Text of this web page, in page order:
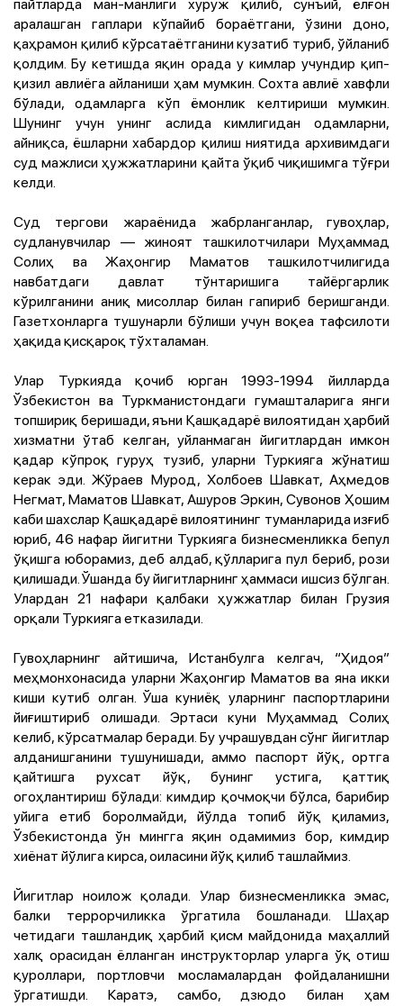
аралашган гаплари кўпайиб бораётгани, ўзини доно,
қаҳрамон қилиб кўрсатаётганини кузатиб туриб, ўйланиб
қолдим. Бу кетишда яқин орада у кимлар учундир қип-
қизил авлиёга айланиши ҳам мумкин. Сохта авлиё хавфли
бўлади, одамларга кўп ёмонлик келтириши мумкин.
Шунинг учун унинг аслида кимлигидан одамларни,
айниқса, ёшларни хабардор қилиш ниятида архивимдаги
суд мажлиси ҳужжатларини қайта ўқиб чиқишимга тўғри
келди.
Суд тергови жараёнида жабрланганлар, гувоҳлар,
судланувчилар — жиноят ташкилотчилари Муҳаммад
Солиҳ ва Жаҳонгир Маматов ташкилотчилигида
навбатдаги давлат тўнтаришига тайёргарлик
кўрилганини аниқ мисоллар билан гапириб беришганди.
Газетхонларга тушунарли бўлиши учун воқеа тафсилоти
ҳақида қисқароқ тўхталаман.
Улар Туркияда қочиб юрган 1993-1994 йилларда
Ўзбекистон ва Туркманистондаги гумашталарига янги
топшириқ беришади, яъни Қашқадарё вилоятидан ҳарбий
хизматни ўтаб келган, уйланмаган йигитлардан имкон
қадар кўпроқ гуруҳ тузиб, уларни Туркияга жўнатиш
керак эди. Жўраев Мурод, Холбоев Шавкат, Аҳмедов
Негмат, Маматов Шавкат, Ашуров Эркин, Сувонов Ҳошим
каби шахслар Қашқадарё вилоятининг туманларида изғиб
юриб, 46 нафар йигитни Туркияга бизнесменликка бепул
ўқишга юборамиз, деб алдаб, қўлларига пул бериб, рози
қилишади. Ўшанда бу йигитларнинг ҳаммаси ишсиз бўлган.
Улардан 21 нафари қалбаки ҳужжатлар билан Грузия
орқали Туркияга етказилади.
Гувоҳларнинг айтишича, Истанбулга келгач, “Ҳидоя”
меҳмонхонасида уларни Жаҳонгир Маматов ва яна икки
киши кутиб олган. Ўша куниёқ уларнинг паспортларини
йиғиштириб олишади. Эртаси куни Муҳаммад Солиҳ
келиб, кўрсатмалар беради. Бу учрашувдан сўнг йигитлар
алданишганини тушунишади, аммо паспорт йўқ, ортга
қайтишга рухсат йўқ, бунинг устига, қаттиқ
огоҳлантириш бўлади: кимдир қочмоқчи бўлса, барибир
уйига етиб боролмайди, йўлда топиб йўқ қиламиз,
Ўзбекистонда ўн мингга яқин одамимиз бор, кимдир
хиёнат йўлига кирса, оиласини йўқ қилиб ташлаймиз.
Йигитлар ноилож қолади. Улар бизнесменликка эмас,
балки террорчиликка ўргатила бошланади. Шаҳар
четидаги ташландиқ ҳарбий қисм майдонида маҳаллий
халқ орасидан ёлланган инструкторлар уларга ўқ отиш
қуроллари, портловчи мосламалардан фойдаланишни
ўргатишди. Каратэ, самбо, дзюдо билан ҳам